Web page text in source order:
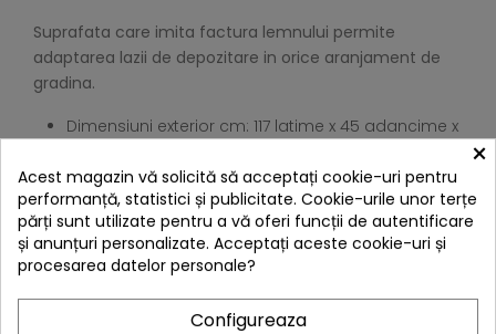
Suprafata care imita factura lemnului permite
adaptarea lazii de depozitare in orice aranjament de
gradina.
Dimensiuni exterior cm: 117 latime x 45 adancime x
Dimensiuni interior cm: 116,5 latime x 44,8
adancime x 57,3 inaltime
4 ALTE PRODUSE IN ACEEASI
CATEGORIE:
×
Acest magazin vă solicită să acceptați cookie-uri pentru
performanță, statistici și publicitate. Cookie-urile unor terțe
părți sunt utilizate pentru a vă oferi funcții de autentificare
și anunțuri personalizate. Acceptați aceste cookie-uri și
procesarea datelor personale?
Configureaza